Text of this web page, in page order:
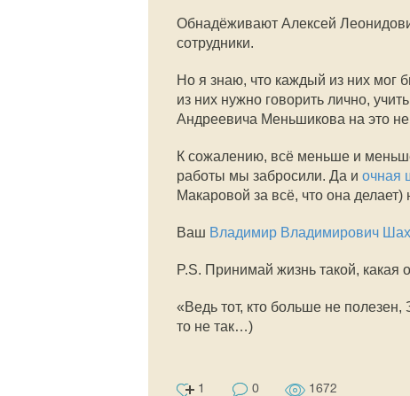
Обнадёживают Алексей
сотрудники.
Но я знаю, что каждый из них мог
из них нужно говорить лично,
Андреевича Меньшикова на это
К сожалению, всё меньше и
работы мы забросили. Да и очная
Макаровой за всё, что она
Ваш Владимир Владимирович
P.S. Принимай жизнь такой, какая
«Ведь тот, кто больше не
то не так…)
1 0 1672